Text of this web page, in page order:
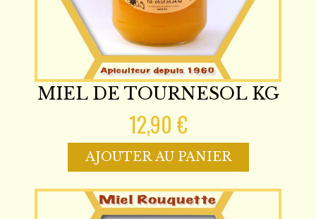
MIEL DE TOURNESOL KG
12,90 €
AJOUTER AU PANIER